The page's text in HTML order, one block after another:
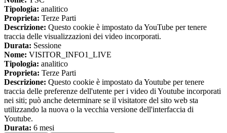
Tipologia: analitico
Proprieta: Terze Parti
Descrizione: Questo cookie è impostato da YouTube per tenere
traccia delle visualizzazioni dei video incorporati.
Durata: Sessione
Nome: VISITOR_INFO1_LIVE
Tipologia: analitico
Proprieta: Terze Parti
Descrizione: Questo cookie è impostato da Youtube per tenere
traccia delle preferenze dell'utente per i video di Youtube incorporati
nei siti; può anche determinare se il visitatore del sito web sta
utilizzando la nuova o la vecchia versione dell'interfaccia di
Youtube.
Durata: 6 mesi